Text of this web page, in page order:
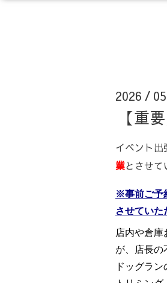
2026 / 05
【重
イベント出
業とさせて
※事前ご予
させていた
店内や倉庫
が、店長の
ドッグラ